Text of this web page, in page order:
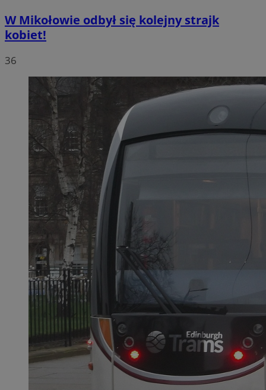
W Mikołowie odbył się kolejny strajk
kobiet!
36